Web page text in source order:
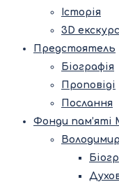
Історія
3D
Предстоятель
Біографія
Проповіді
Послання
Фонди пам’яті